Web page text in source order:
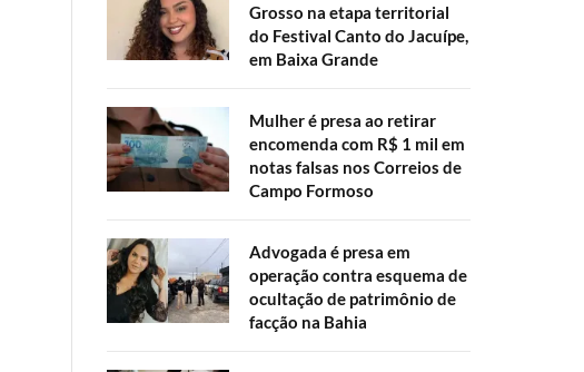
Grosso na etapa territorial
do Festival Canto do Jacuípe,
em Baixa Grande
Mulher é presa ao retirar
encomenda com R$ 1 mil em
notas falsas nos Correios de
Campo Formoso
Advogada é presa em
operação contra esquema de
ocultação de patrimônio de
facção na Bahia